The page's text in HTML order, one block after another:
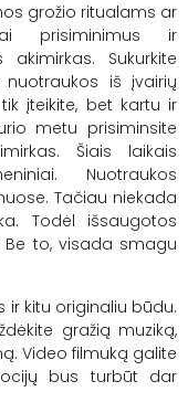
grožio ritualams ar
prisiminimus ir
Sukurkite
iš įvairių
įteikite, bet kartu ir
metu prisiminsite
Šiais laikais
Nuotraukos
Tačiau niekada
Todėl išsaugotos
Be to, visada smagu
kitu originaliu būdu.
gražią muziką,
Video filmuką galite
bus turbūt dar